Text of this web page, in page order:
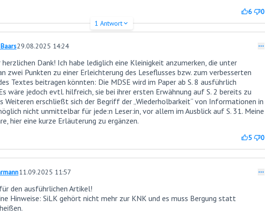
6
0
1 Antwort
29.08.2025 14:24
herzlichen Dank! Ich habe lediglich eine Kleinigkeit anzumerken, die unter
zwei Punkten zu einer Erleichterung des Leseflusses bzw. zum verbesserten
Textes beitragen könnten: Die MDSE wird im Paper ab S. 8 ausführlich
wäre jedoch evtl. hilfreich, sie bei ihrer ersten Erwähnung auf S. 2 bereits zu
Weiteren erschließt sich der Begriff der „Wiederholbarkeit“ von Informationen in
nicht unmittelbar für jede:n Leser:in, vor allem im Ausblick auf S. 31. Meine
hier eine kurze Erläuterung zu ergänzen.
5 0
11.09.2025 11:57
den ausführlichen Artikel!
Hinweise: SiLK gehört nicht mehr zur KNK und es muss Bergung statt